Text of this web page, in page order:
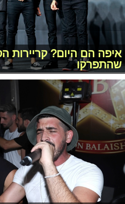
איפה הם היום? קריירות
שהתפרקו